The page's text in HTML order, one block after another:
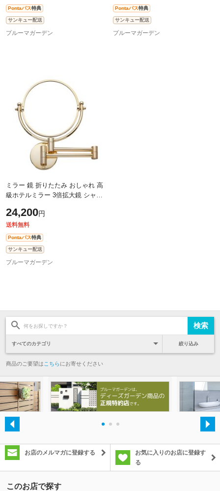
Pontaパス特典
サンキュー配送
プルーマガーデン
Pontaパス特典
サンキュー配送
プルーマガーデン
ミラー 鏡 折りたたみ おしゃれ 高
級ホテルミラー 3倍拡大鏡 シャン
洗面鏡 両面
24,200円
送料無料
Pontaパス特典
サンキュー配送
プルーマガーデン
絞り込み
商品のご要望は こちらにお寄せください
お店のメルマガに登録する
お気に入りのお店に登録す
る
このお店で探す